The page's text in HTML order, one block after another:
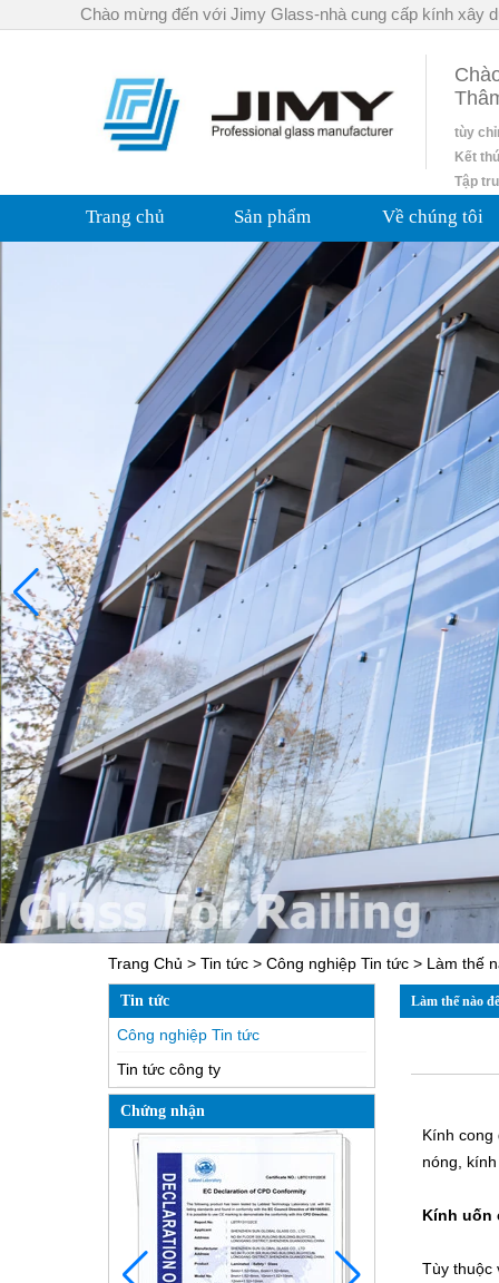
Chào mừng đến với Jimy Glass-nhà cung cấp kính xây
tùy
Kết
Tập
Trang chủ Sản phẩm Về chúng tôi
Trang Chủ > Tin tức > Công nghiệp Tin tức > Làm thế
Tin tức
Công nghiệp Tin tức
Tin tức công ty
Chứng nhận
Làm thế nào
Kính cong
nóng,
Kính uốn
Tùy thuộc